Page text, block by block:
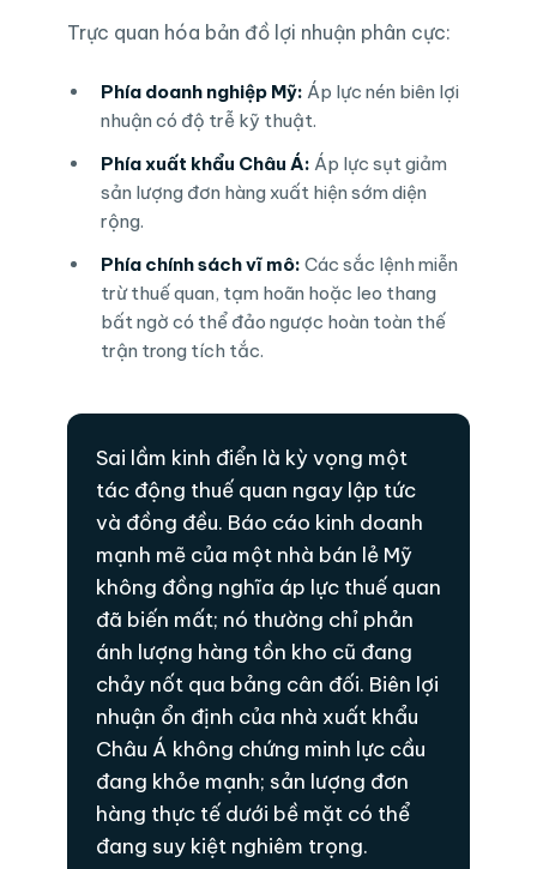
Trực quan hóa bản đồ lợi nhuận phân cực:
Phía doanh nghiệp Mỹ: Áp lực nén biên lợi
nhuận có độ trễ kỹ thuật.
Phía xuất khẩu Châu Á: Áp lực sụt giảm
sản lượng đơn hàng xuất hiện sớm diện
rộng.
Phía chính sách vĩ mô: Các sắc lệnh miễn
trừ thuế quan, tạm hoãn hoặc leo thang
bất ngờ có thể đảo ngược hoàn toàn thế
trận trong tích tắc.
Sai lầm kinh điển là kỳ vọng một
tác động thuế quan ngay lập tức
và đồng đều. Báo cáo kinh doanh
mạnh mẽ của một nhà bán lẻ Mỹ
không đồng nghĩa áp lực thuế quan
đã biến mất; nó thường chỉ phản
ánh lượng hàng tồn kho cũ đang
chảy nốt qua bảng cân đối. Biên lợi
nhuận ổn định của nhà xuất khẩu
Châu Á không chứng minh lực cầu
đang khỏe mạnh; sản lượng đơn
hàng thực tế dưới bề mặt có thể
đang suy kiệt nghiêm trọng.